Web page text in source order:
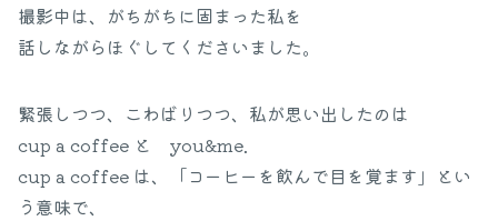
撮影中は、がちがちに固まった私を
話しながらほぐしてくださいました。
緊張しつつ、こわばりつつ、私が思い出したのは
cup a coffee と you&me．
cup a coffee は、「コーヒーを飲んで目を覚ます」とい
う意味で、